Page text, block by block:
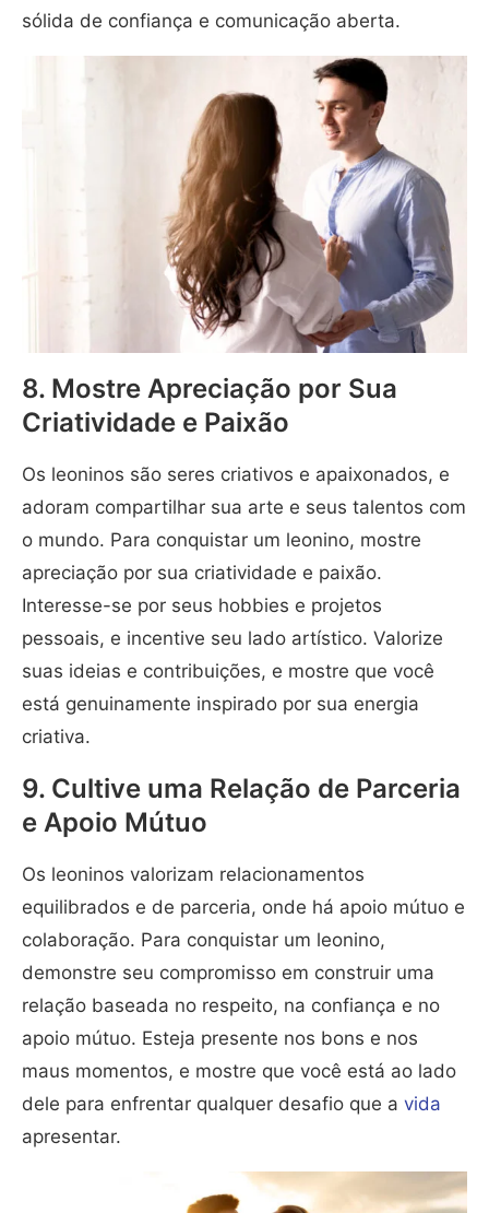
sólida de confiança e comunicação aberta.
8. Mostre Apreciação por Sua
Criatividade e Paixão
Os leoninos são seres criativos e apaixonados, e
adoram compartilhar sua arte e seus talentos com
o mundo. Para conquistar um leonino, mostre
apreciação por sua criatividade e paixão.
Interesse-se por seus hobbies e projetos
pessoais, e incentive seu lado artístico. Valorize
suas ideias e contribuições, e mostre que você
está genuinamente inspirado por sua energia
criativa.
9. Cultive uma Relação de Parceria
e Apoio Mútuo
Os leoninos valorizam relacionamentos
equilibrados e de parceria, onde há apoio mútuo e
colaboração. Para conquistar um leonino,
demonstre seu compromisso em construir uma
relação baseada no respeito, na confiança e no
apoio mútuo. Esteja presente nos bons e nos
maus momentos, e mostre que você está ao lado
dele para enfrentar qualquer desafio que a vida
apresentar.